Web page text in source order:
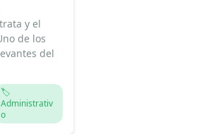
y el
de los
del
🏷️
Administrativ
o